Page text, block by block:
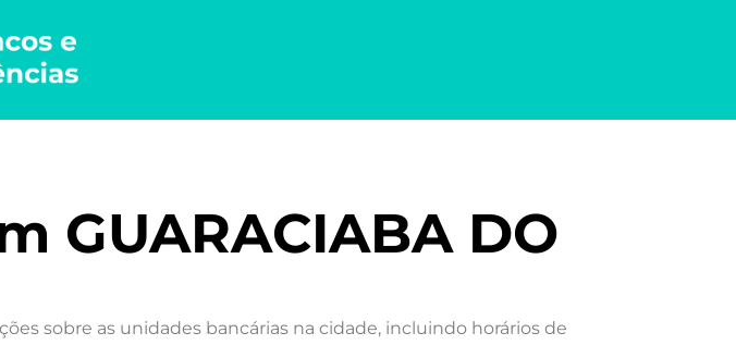
GUARACIABA DO
sobre as unidades bancárias na cidade, incluindo horários de